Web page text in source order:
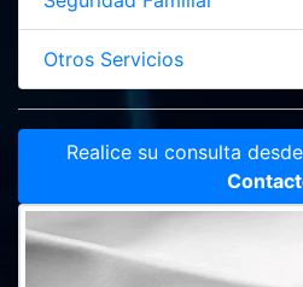
Otros Servicios
Realice su consulta